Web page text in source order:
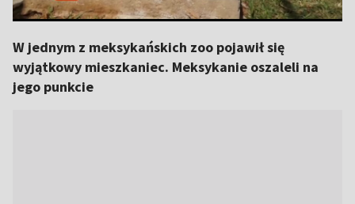
W jednym z meksykańskich zoo pojawił się
wyjątkowy mieszkaniec. Meksykanie oszaleli na
jego punkcie